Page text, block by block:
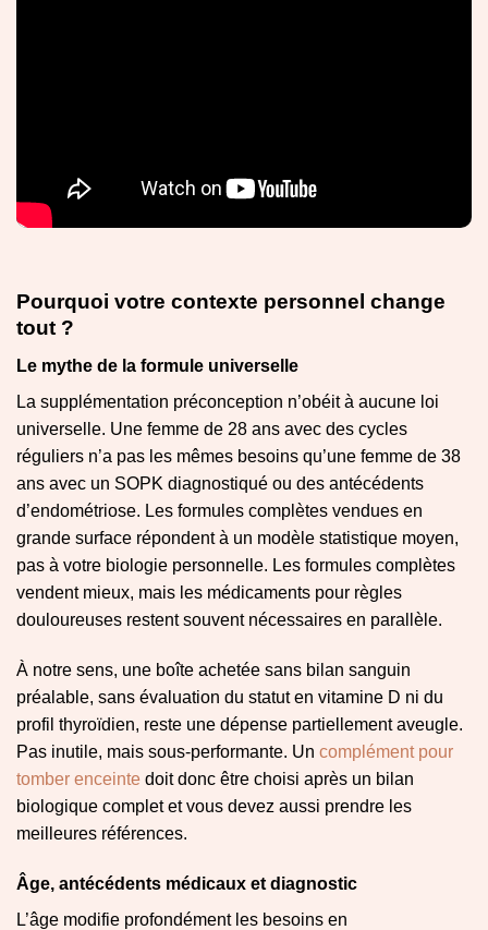
Pourquoi votre contexte personnel change
tout ?
Le mythe de la formule universelle
La supplémentation préconception n’obéit à aucune loi
universelle. Une femme de 28 ans avec des cycles
réguliers n’a pas les mêmes besoins qu’une femme de 38
ans avec un SOPK diagnostiqué ou des antécédents
d’endométriose. Les formules complètes vendues en
grande surface répondent à un modèle statistique moyen,
pas à votre biologie personnelle. Les formules complètes
vendent mieux, mais les médicaments pour règles
douloureuses restent souvent nécessaires en parallèle.
À notre sens, une boîte achetée sans bilan sanguin
préalable, sans évaluation du statut en vitamine D ni du
profil thyroïdien, reste une dépense partiellement aveugle.
Pas inutile, mais sous-performante. Un complément pour
tomber enceinte doit donc être choisi après un bilan
biologique complet et vous devez aussi prendre les
meilleures références.
Âge, antécédents médicaux et diagnostic
L’âge modifie profondément les besoins en